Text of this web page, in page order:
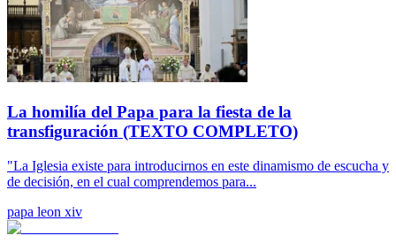
La homilía del Papa para la fiesta de la
transfiguración (TEXTO COMPLETO)
"La Iglesia existe para introducirnos en este dinamismo de escucha y
de decisión, en el cual comprendemos para...
papa leon xiv